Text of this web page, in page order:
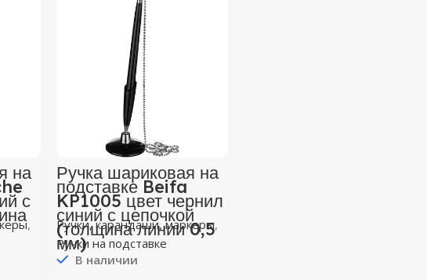
на
с
,
Ручка шариковая на
подставке Beifa
KP1005 цвет чернил
синий с цепочкой
(толщина линии 0,5
мм)
Ручки, карандаши, маркеры,
Ручки на подставке
В наличии